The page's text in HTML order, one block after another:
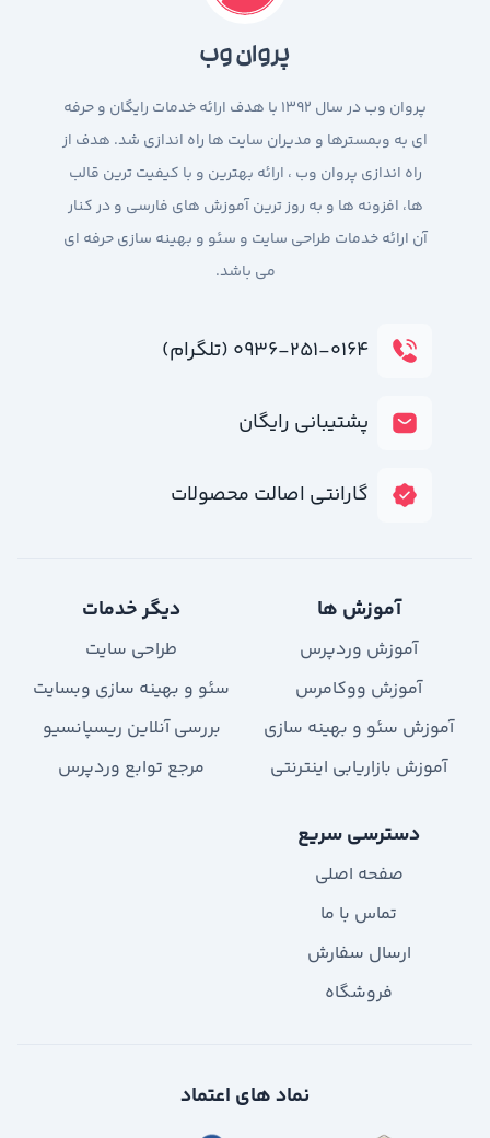
پروان وب
پروان وب در سال 1392 با هدف ارائه خدمات رایگان و حرفه
ای به وبمسترها و مدیران سایت ها راه اندازی شد. هدف از
راه اندازی پروان وب ، ارائه بهترین و با کیفیت ترین قالب
ها، افزونه ها و به روز ترین آموزش های فارسی و در کنار
آن ارائه خدمات طراحی سایت و سئو و بهینه سازی حرفه ای
می باشد.
۰۹۳۶-۲۵۱-۰۱۶۴ (تلگرام)
پشتیبانی رایگان
گارانتی اصالت محصولات
آموزش ها
آموزش وردپرس
آموزش ووکامرس
آموزش سئو و بهینه سازی
آموزش بازاریابی اینترنتی
دیگر خدمات
طراحی سایت
سئو و بهینه سازی وبسایت
بررسی آنلاین ریسپانسیو
مرجع توابع وردپرس
دسترسی سریع
صفحه اصلی
تماس با ما
ارسال سفارش
فروشگاه
نماد های اعتماد